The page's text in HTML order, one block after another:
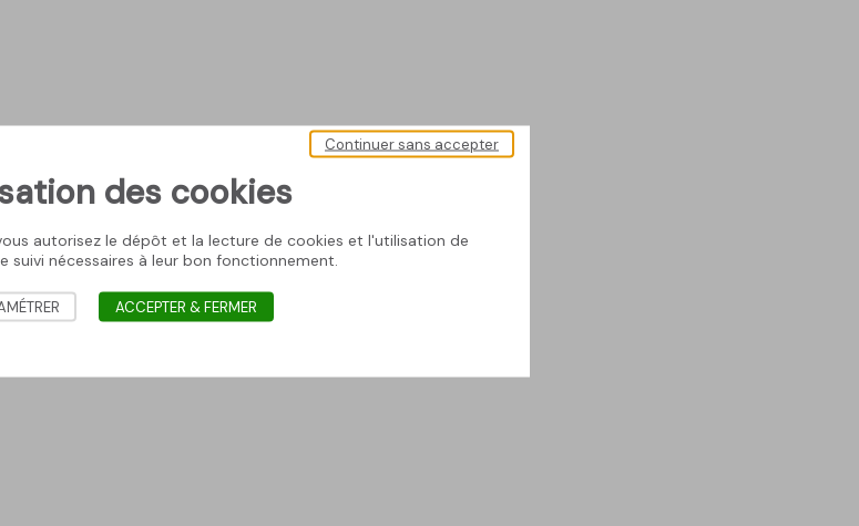
des cookies
autorisez le dépôt et la lecture de cookies et l'utilisation de
suivi nécessaires à leur bon fonctionnement.
Continuer sans accepter
ACCEPTER & FERMER